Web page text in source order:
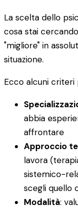
La scelta dello
cosa stai
"migliore" in
situazione.
Ecco alcuni
abbia
affrontare
Approccio
lavora
sistemico-
scegli quello
Modalità: